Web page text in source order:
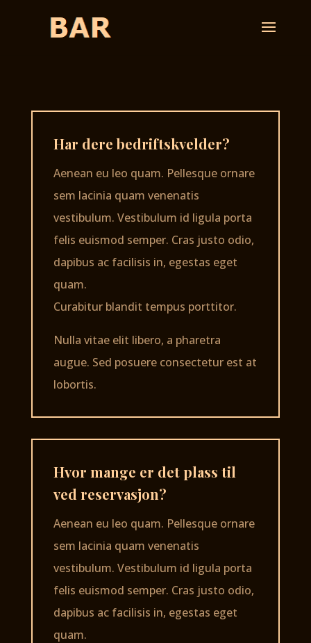
Har dere bedriftskvelder?
Aenean eu leo quam. Pellesque ornare
sem lacinia quam venenatis
vestibulum. Vestibulum id ligula porta
felis euismod semper. Cras justo odio,
dapibus ac facilisis in, egestas eget
quam.
Curabitur blandit tempus porttitor.
Nulla vitae elit libero, a pharetra
augue. Sed posuere consectetur est at
lobortis.
Hvor mange er det plass til
ved reservasjon?
Aenean eu leo quam. Pellesque ornare
sem lacinia quam venenatis
vestibulum. Vestibulum id ligula porta
felis euismod semper. Cras justo odio,
dapibus ac facilisis in, egestas eget
quam.